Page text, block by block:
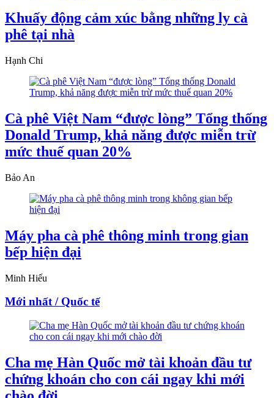
Khuấy động cảm xúc bằng những ly cà
phê tại nhà
Hạnh Chi
Cà phê Việt Nam “được lòng” Tổng thống
Donald Trump, khả năng được miễn trừ
mức thuế quan 20%
Bảo An
Máy pha cà phê thông minh trong gian
bếp hiện đại
Minh Hiếu
Mới nhất / Quốc tế
Cha mẹ Hàn Quốc mở tài khoản đầu tư
chứng khoán cho con cái ngay khi mới